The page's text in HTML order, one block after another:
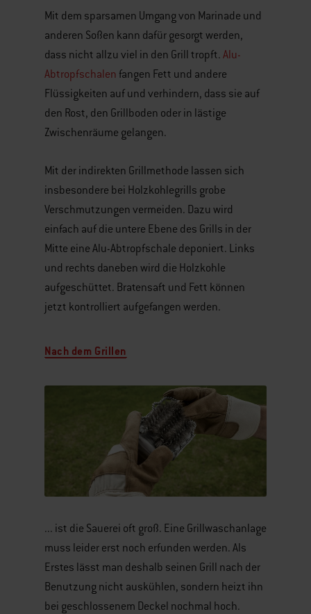
Mit dem sparsamen Umgang von Marinade und
anderen Soßen kann dafür gesorgt werden,
dass nicht allzu viel in den Grill tropft. Alu-
Abtropfschalen fangen Fett und andere
Flüssigkeiten auf und verhindern, dass sie auf
den Rost, den Grillboden oder in lästige
Zwischenräume gelangen.
Mit der indirekten Grillmethode lassen sich
insbesondere bei Holzkohlegrills grobe
Verschmutzungen vermeiden. Dazu wird
einfach auf die untere Ebene des Grills in der
Mitte eine Alu-Abtropfschale deponiert. Links
und rechts daneben wird die Holzkohle
aufgeschüttet. Bratensaft und Fett können
jetzt kontrolliert aufgefangen werden.
Nach dem Grillen
... ist die Sauerei oft groß. Eine Grillwaschanlage
muss leider erst noch erfunden werden. Als
Erstes lässt man deshalb seinen Grill nach der
Benutzung nicht auskühlen, sondern heizt ihn
bei geschlossenem Deckel nochmal hoch.